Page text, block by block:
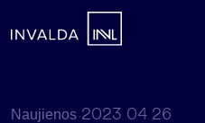
Naujienos 2023 04 26